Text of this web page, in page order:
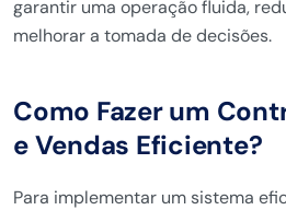
garantir uma operação fluida,
melhorar a tomada de decisões.
Como Fazer um
e Vendas Eficiente?
Para implementar um sistema